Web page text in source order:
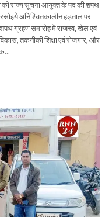
को राज्य सूचना आयुक्त के पद की शपथ
अनिश्चितकालीन हड़ताल पर
ग्रहण समारोह में राजस्व, खेल एवं
तकनीकी शिक्षा एवं रोजगार, और